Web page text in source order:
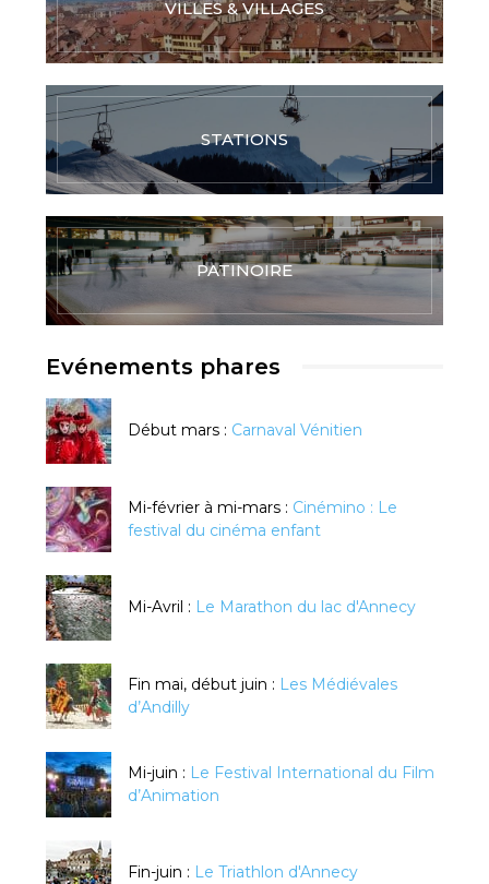
VILLES & VILLAGES
STATIONS
PATINOIRE
Evénements phares
Début mars : Carnaval Vénitien
Mi-février à mi-mars : Cinémino : Le
festival du cinéma enfant
Mi-Avril : Le Marathon du lac d'Annecy
Fin mai, début juin : Les Médiévales
d’Andilly
Mi-juin : Le Festival International du Film
d’Animation
Fin-juin : Le Triathlon d'Annecy